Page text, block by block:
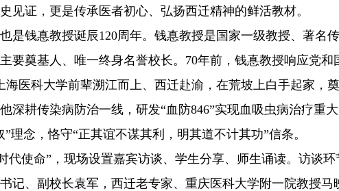
见证，更是传承医者初心、弘扬西迁精神的鲜活教材。
是钱惪教授诞辰120周年。钱惪教授是国家一级教授、著名
要奠基人、唯一终身名誉校长。70年前，钱惪教授响应党和
医科大学前辈溯江而上、西迁赴渝，在荒坡上白手起家，
深耕传染病防治一线，研发“血防846”实现血吸虫病治疗重
理念，恪守“正其谊不谋其利，明其道不计其功”信条。
代使命”，现场设置嘉宾访谈、学生分享、师生诵读。访谈环
记、副校长袁军，西迁老专家、重庆医科大学附一院教授马